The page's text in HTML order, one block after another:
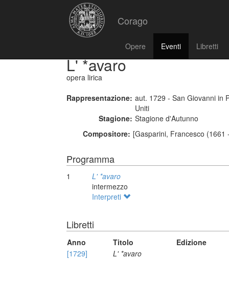
Corago
Opere Eventi Libretti
L' *avaro
opera lirica
Rappresentazione: aut. 1729 - San Giovanni in
Uniti
Stagione: Stagione d'Autunno
Compositore: [Gasparini, Francesco (1661
Programma
1
L' *avaro
intermezzo
Interpreti
Libretti
Anno Titolo
Edizione
[1729]
L' *avaro